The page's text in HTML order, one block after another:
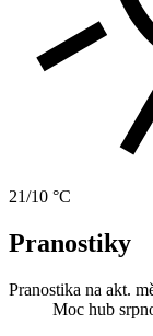
21/10 °C
Pranostiky
Pranostika na akt.
Moc hub